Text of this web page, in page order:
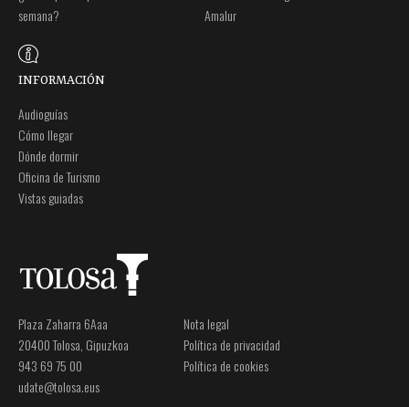
semana?
Amalur
INFORMACIÓN
Audioguías
Cómo llegar
Dónde dormir
Oficina de Turismo
Vistas guiadas
Plaza Zaharra 6Aaa
20400 Tolosa, Gipuzkoa
943 69 75 00
udate@tolosa.eus
Nota legal
Política de privacidad
Política de cookies